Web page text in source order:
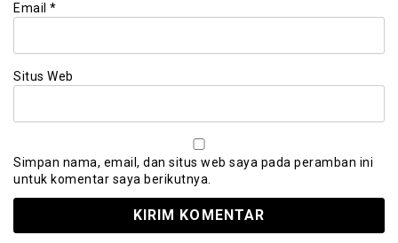
Email *
Situs Web
Simpan nama, email, dan situs web saya pada peramban ini
untuk komentar saya berikutnya.